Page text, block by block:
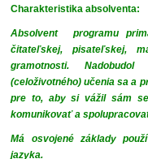
Charakteristika absolventa:
Absolvent programu
čitateľskej, pisateľskej,
gramotnosti. Nadobudol
(celoživotného) učenia sa a
pre to, aby si vážil sám
komunikovať a
Má osvojené základy
jazyka.